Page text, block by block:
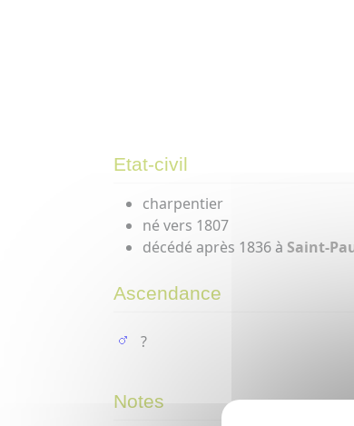
Etat-civil
charpentier
né vers 1807
décédé après 1836 à Saint-
Ascendance
?
Notes